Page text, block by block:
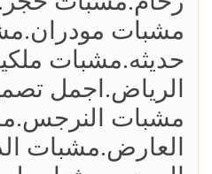
مشبات
حديثه.مشبات
الرياض.اجمل
مشبات
العارض.مشبات